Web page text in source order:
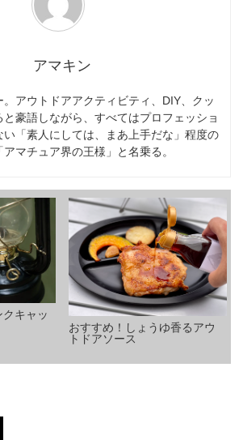
アマキン
アウトドアアクティビティ、DIY、クッ
豪語しながら、すべてはプロフェッショ
「素人にしては、まあ上手だな」程度の
マチュア界の王様」と名乗る。
キャッ
おすすめ！しょうゆ香るアウ
トドアソース